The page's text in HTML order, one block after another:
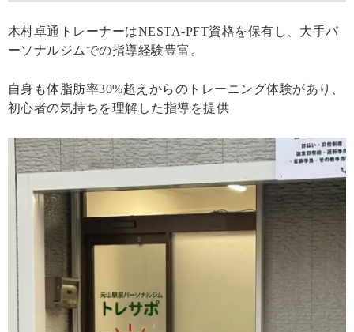
木村卓通トレーナーはNESTA-PFT資格を保有し、大手パ
ーソナルジムでの指導経験豊富。
自身も体脂肪率30%超えからのトレーニング体験があり、
初心者の気持ちを理解した指導を提供